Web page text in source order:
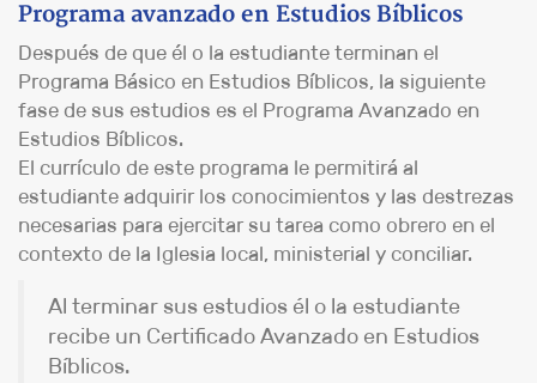
Programa avanzado en Estudios Bíblicos
Después de que él o la estudiante terminan el
Programa Básico en Estudios Bíblicos, la siguiente
fase de sus estudios es el Programa Avanzado en
Estudios Bíblicos.
El currículo de este programa le permitirá al
estudiante adquirir los conocimientos y las destrezas
necesarias para ejercitar su tarea como obrero en el
contexto de la Iglesia local, ministerial y conciliar.
Al terminar sus estudios él o la estudiante
recibe un Certificado Avanzado en Estudios
Bíblicos.